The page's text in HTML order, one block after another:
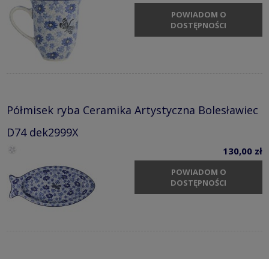
POWIADOM O
DOSTĘPNOŚCI
Półmisek ryba Ceramika Artystyczna Bolesławiec
D74 dek2999X
130,00 zł
POWIADOM O
DOSTĘPNOŚCI